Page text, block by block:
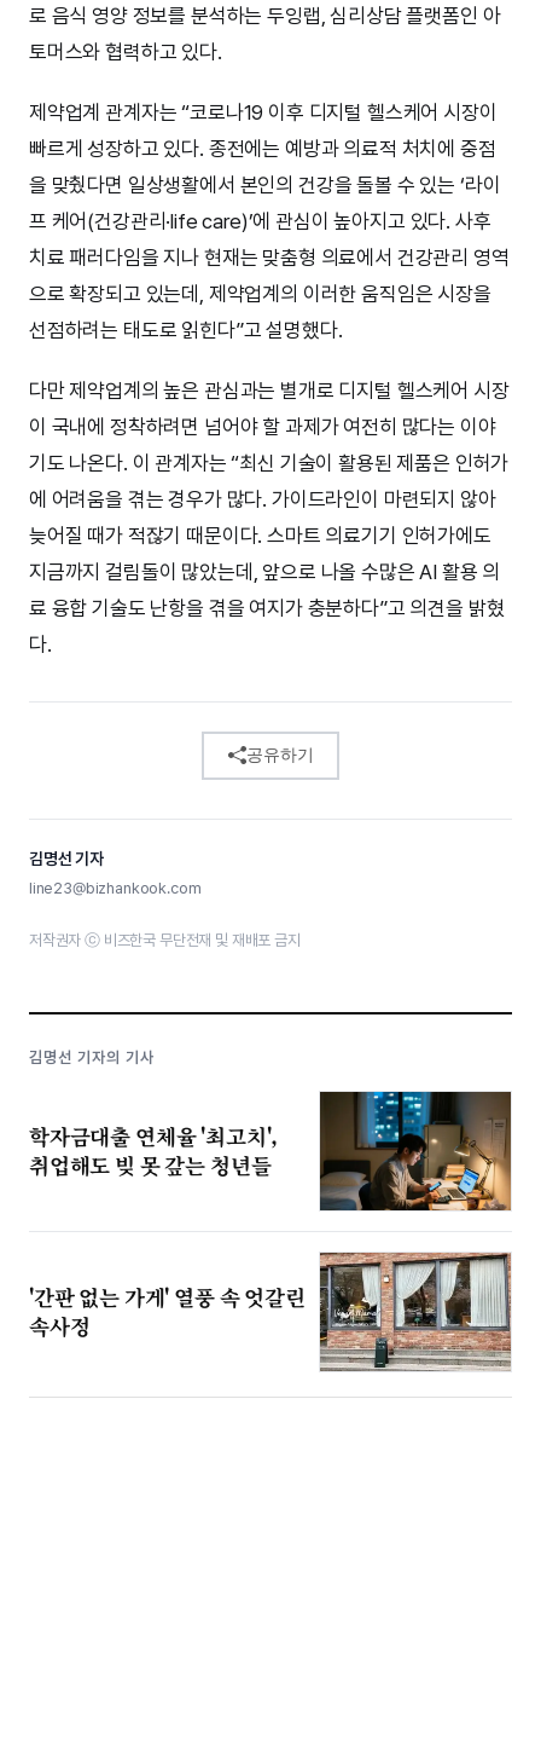
로 음식 영양 정보를 분석하는 두잉랩, 심리상담 플랫폼인 아
토머스와 협력하고 있다.
제약업계 관계자는 “코로나19 이후 디지털 헬스케어 시장이
빠르게 성장하고 있다. 종전에는 예방과 의료적 처치에 중점
을 맞췄다면 일상생활에서 본인의 건강을 돌볼 수 있는 ‘라이
프 케어(건강관리·life care)’에 관심이 높아지고 있다. 사후
치료 패러다임을 지나 현재는 맞춤형 의료에서 건강관리 영역
으로 확장되고 있는데, 제약업계의 이러한 움직임은 시장을
선점하려는 태도로 읽힌다”고 설명했다.
다만 제약업계의 높은 관심과는 별개로 디지털 헬스케어 시장
이 국내에 정착하려면 넘어야 할 과제가 여전히 많다는 이야
기도 나온다. 이 관계자는 “최신 기술이 활용된 제품은 인허가
에 어려움을 겪는 경우가 많다. 가이드라인이 마련되지 않아
늦어질 때가 적잖기 때문이다. 스마트 의료기기 인허가에도
지금까지 걸림돌이 많았는데, 앞으로 나올 수많은 AI 활용 의
료 융합 기술도 난항을 겪을 여지가 충분하다”고 의견을 밝혔
다.
공유하기
김명선 기자
line23@bizhankook.com
저작권자 ⓒ 비즈한국 무단전재 및 재배포 금지
김명선 기자의 기사
학자금대출 연체율 '최고치',
취업해도 빚 못 갚는 청년들
'간판 없는 가게' 열풍 속 엇갈린
속사정